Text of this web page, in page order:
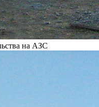
на АЗС